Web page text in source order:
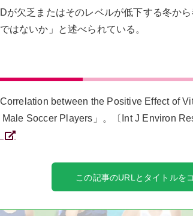
が欠乏またはそのレベルが低下する冬か
はないか」と述べられている。
between the Positive Effect of
Soccer Players」。〔Int J Environ
この記事のURLとタイトルを